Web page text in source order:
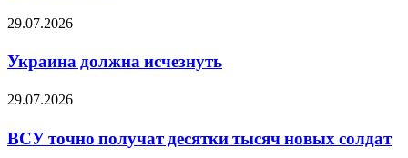
как
подходящее
оборудование
Украина
исчезнуть
29.07.2026
Украина должна исчезнуть
ВСУ
получат
десятки
29.07.2026
ВСУ точно получат десятки тысяч новых солдат